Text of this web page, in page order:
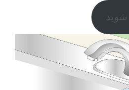
شوید